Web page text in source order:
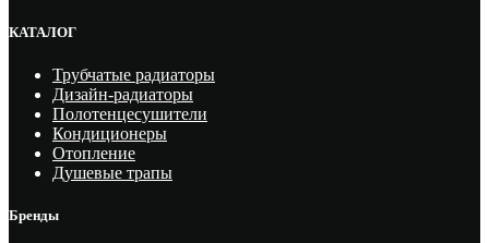
КАТАЛОГ
Трубчатые радиаторы
Дизайн-радиаторы
Полотенцесушители
Кондиционеры
Отопление
Душевые трапы
Бренды